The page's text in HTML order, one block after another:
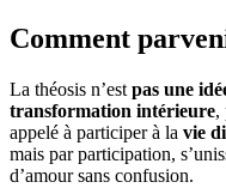
Comment
La théosis n’est pas une
transformation intérieure,
appelé à participer à la vie
mais par participation,
d’amour sans confusion.